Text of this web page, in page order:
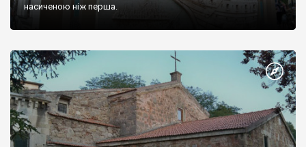
насиченою ніж перша.